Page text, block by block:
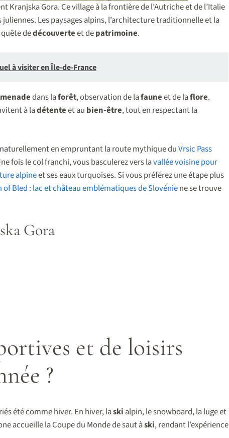
Kranjska Gora. Ce village à la frontière de l’Autriche et de l’Italie
Les paysages alpins, l’architecture traditionnelle et la
dedécouverteet depatrimoine.
à visiter en Île-de-France
dans laforêt, observation de lafauneet de laflore.
à ladétenteet au bien-être, tout en respectant la
en empruntant la route mythique duVrsic Pass
fois le col franchi, vous basculerez vers lavallée voisine pour
alpineet ses eaux turquoises. Si vous préférez une étape plus
of Bled : lac et château emblématiques de Slovéniene se trouve
Gora
et de loisirs
?
été comme hiver. En hiver, laski alpin, le snowboard, la luge et
accueille la Coupe du Monde de saut àski, rendant l’expérience